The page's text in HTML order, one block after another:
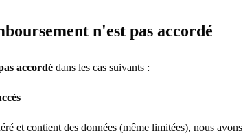
n'est pas accordé
accordé dans les cas suivants :
et contient des données (même limitées), nous avons